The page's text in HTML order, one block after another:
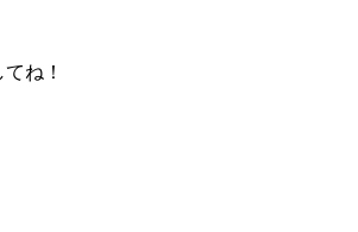
ね！